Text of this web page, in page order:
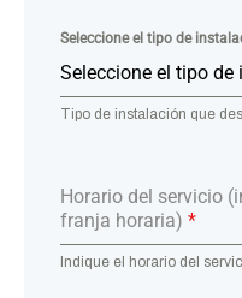
Seleccione el tipo de
Seleccione el tipo de
Tipo de instalación que
Horario del servicio
franja horaria) *
Indique el horario del